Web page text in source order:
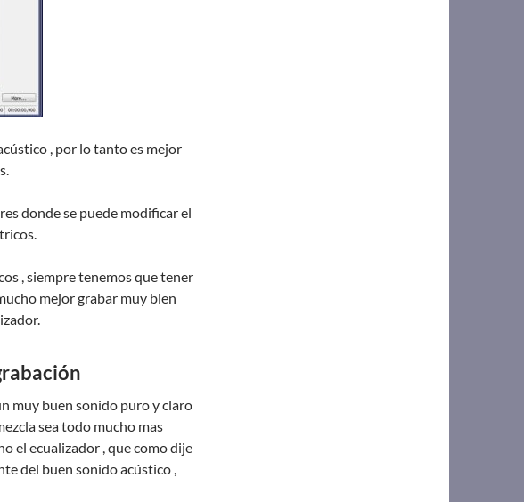
, por lo tanto es mejor
donde se puede modificar el
, siempre tenemos que tener
mejor grabar muy bien
muy buen sonido puro y claro
sea todo mucho mas
el ecualizador , que como dije
del buen sonido acústico ,